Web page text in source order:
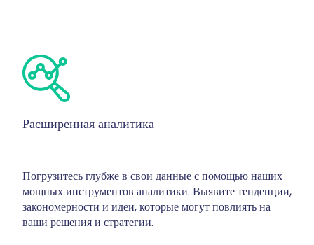
Расширенная аналитика
Погрузитесь глубже в свои данные с помощью наших
мощных инструментов аналитики. Выявите тенденции,
закономерности и идеи, которые могут повлиять на
ваши решения и стратегии.